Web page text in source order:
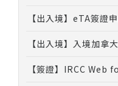
【出入境】eTA簽證
【出入境】入境加拿
【簽證】IRCC Web